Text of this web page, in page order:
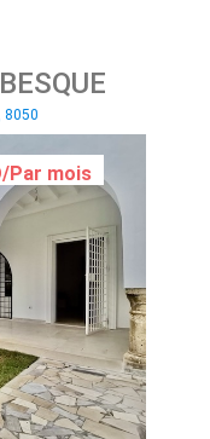
8050
Par mois